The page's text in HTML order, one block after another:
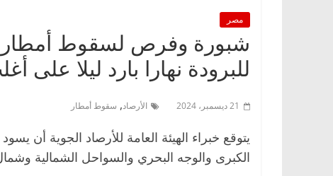
مصر
شبورة وفرص لسقوط
للبرودة نهارا بارد ليلا على
21 ديسمبر، 2024 الأرصاد, سقوط أمطار
يتوقع خبراء الهيئة العامة للأرصاد الجوية أن
الكبرى والوجه البحري والسواحل الشمالية